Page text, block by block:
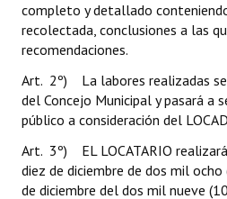
completo y detallado
recolectada, conclusiones a las
recomendaciones.
Art. 2º) La labores realizadas
del Concejo Municipal y pasará a
público a consideración del
Art. 3º) EL LOCATARIO
diez de diciembre de dos mil
de diciembre del dos mil nueve